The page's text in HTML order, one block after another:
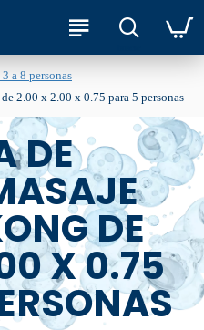
3 a 8 personas
2.00 x 2.00 x 0.75 para 5 personas
DE
DE
X 0.75